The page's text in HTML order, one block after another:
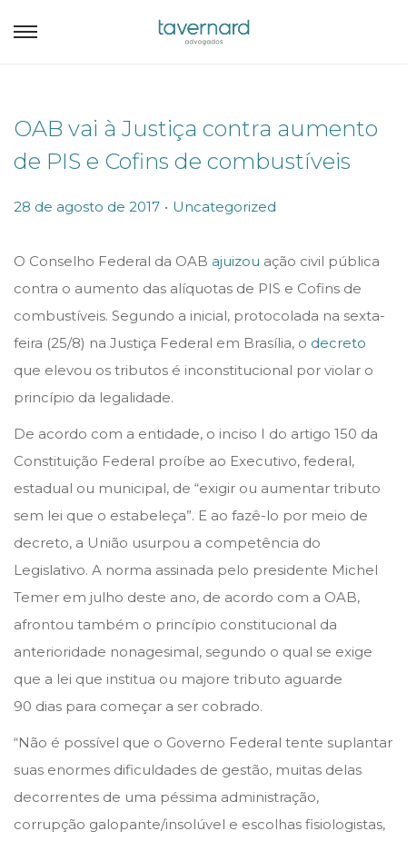
OAB vai à Justiça contra aumento
de PIS e Cofins de combustíveis
P
s
t
e
d
o
n
28 de agosto de 2017 . P
s
t
e
d
i
Uncategorized
O Conselho Federal da OAB ajuizou ação civil pública
contra o aumento das alíquotas de PIS e Cofins de
combustíveis. Segundo a inicial, protocolada na sexta-
feira (25/8) na Justiça Federal em Brasília, o decreto
que elevou os tributos é inconstitucional por violar o
princípio da legalidade.
De acordo com a entidade, o inciso I do artigo 150 da
Constituição Federal proíbe ao Executivo, federal,
estadual ou municipal, de “exigir ou aumentar tributo
sem lei que o estabeleça”. E ao fazê-lo por meio de
decreto, a União usurpou a competência do
Legislativo. A norma assinada pelo presidente Michel
Temer em julho deste ano, de acordo com a OAB,
afrontou também o princípio constitucional da
anterioridade nonagesimal, segundo o qual se exige
que a lei que institua ou majore tributo aguarde
90 dias para começar a ser cobrado.
“Não é possível que o Governo Federal tente suplantar
suas enormes dificuldades de gestão, muitas delas
decorrentes de uma péssima administração,
corrupção galopante/insolúvel e escolhas fisiologistas,